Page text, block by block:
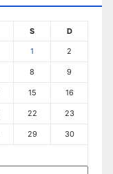
S D
1 2
8 9
15 16
22 23
29 30